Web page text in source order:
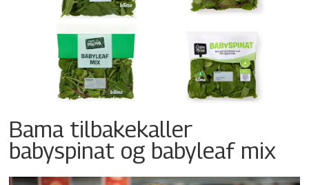
Bama tilbakekaller
babyspinat og babyleaf mix